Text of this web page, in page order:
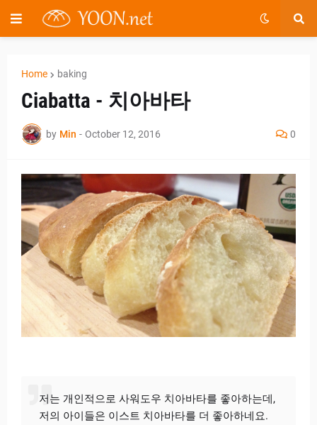
Home baking
Ciabatta - 치아바타
by Min - October 12, 2016 0
저는 개인적으로 사워도우 치아바타를 좋아하는데,
저의 아이들은 이스트 치아바타를 더 좋아하네요.